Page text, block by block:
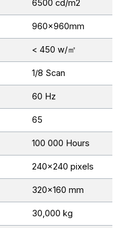
6500 cd/m2
960x960mm
< 450 w/㎡
1/8 Scan
60 Hz
65
100 000 Hours
240×240 pixels
320×160 mm
30,000 kg